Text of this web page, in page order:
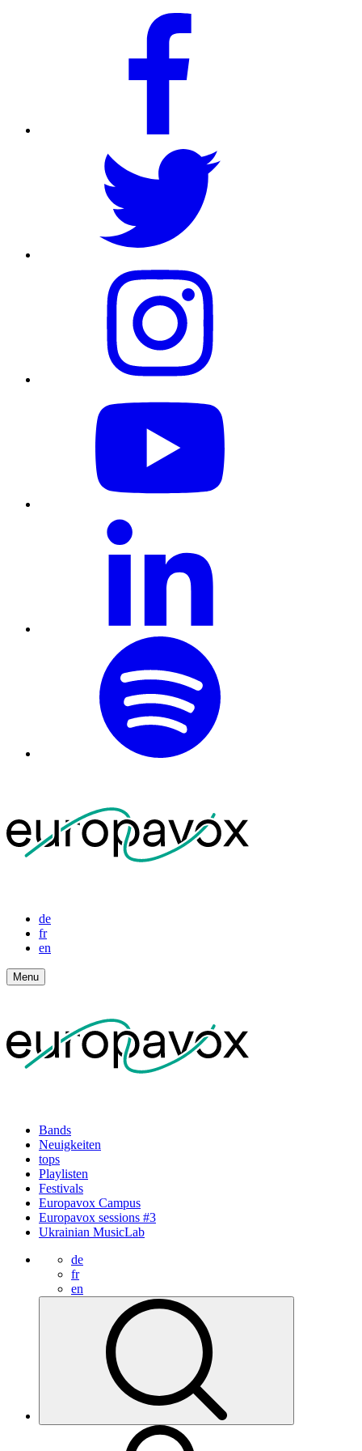
de
fr
en
Menu
Bands
Neuigkeiten
tops
Playlisten
Festivals
Europavox Campus
Europavox sessions #3
Ukrainian MusicLab
de
fr
en